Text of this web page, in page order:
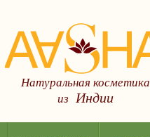
Натуральная косметика
из Индии